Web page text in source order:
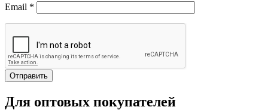
Email *
Для оптовых покупателей